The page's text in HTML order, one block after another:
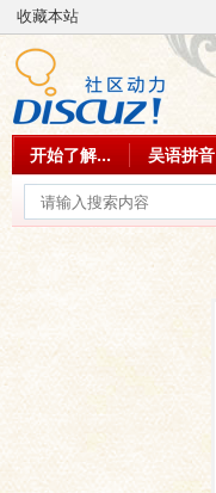
收藏本站
开始了解... 吴语拼音